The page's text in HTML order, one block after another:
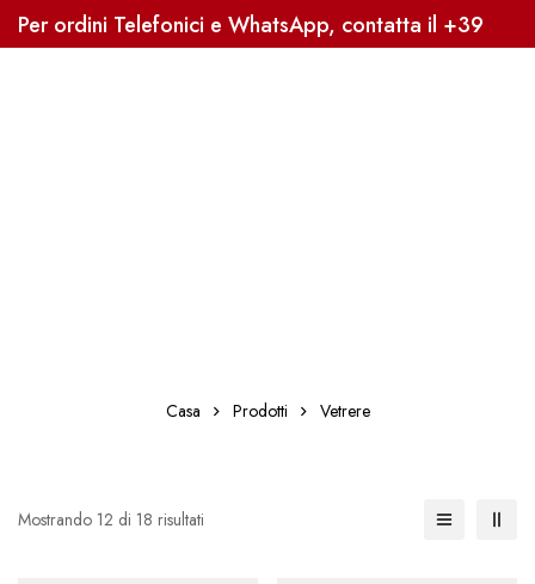
Per ordini Telefonici e WhatsApp, contatta il +39
3338041363, Sped. Gratuita oltre i 59€
Casa Prodotti Vetrere
Mostrando 12 di 18 risultati